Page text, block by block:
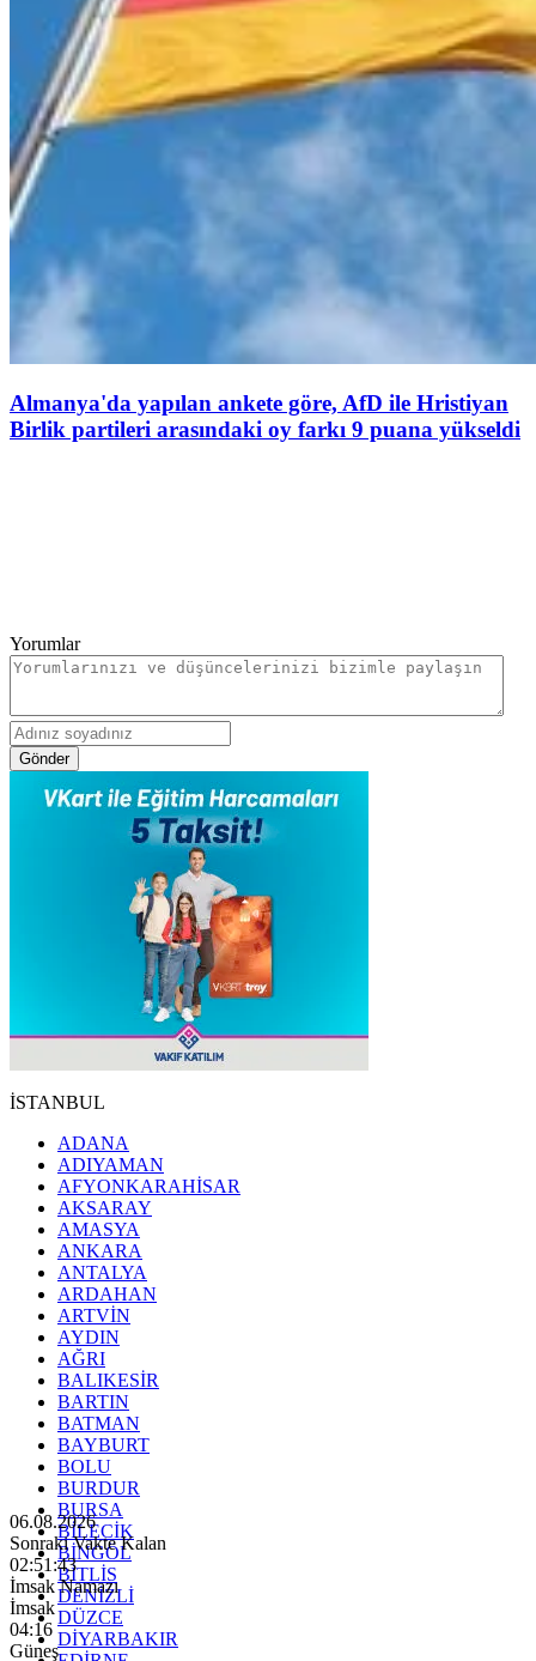
Almanya'da yapılan ankete göre, AfD ile Hristiyan
Birlik partileri arasındaki oy farkı 9 puana yükseldi
Yorumlar
Gönder
İSTANBUL
ADANA
ADIYAMAN
AFYONKARAHİSAR
AKSARAY
AMASYA
ANKARA
ANTALYA
ARDAHAN
ARTVİN
AYDIN
AĞRI
BALIKESİR
BARTIN
BATMAN
BAYBURT
BOLU
BURDUR
BURSA
BİLECİK
BİNGÖL
BİTLİS
DENİZLİ
DÜZCE
DİYARBAKIR
06.08.2026
Sonraki Vakte Kalan
02:51:41
İmsak Namazı
İmsak
04:16
Güneş